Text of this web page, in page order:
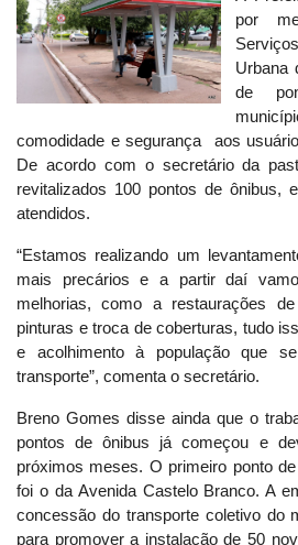
por
Urbana
de
comodidade e segurança aos
De acordo com o secretário da
revitalizados 100 pontos de ônibus,
atendidos.
“Estamos realizando um
mais precários e a partir daí
melhorias, como a restaurações
pinturas e troca de coberturas, tudo
e acolhimento à população que
transporte”, comenta o secretário.
Breno Gomes disse ainda que o
pontos de ônibus já começou e
próximos meses. O primeiro ponto
foi o da Avenida Castelo Branco. A
concessão do transporte coletivo do
para promover a instalação de 50